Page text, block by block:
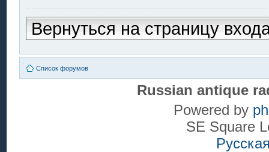
Вернуться на страницу
Список форумов
Russian antique
Powered by
SE Square